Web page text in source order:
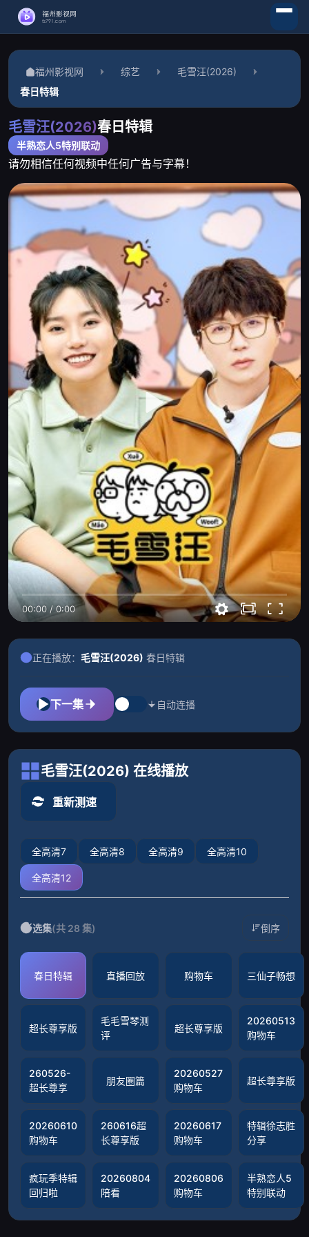
福州影视网 综艺
毛雪汪(2026)
春日特辑
毛雪汪(2026)春日特辑
半熟恋人5特别联动
请勿相信任何视频中任何广告与字幕！
00:00/0:00
正在播放： 毛雪汪(2026) 春日特辑
下一集 自动连播
毛雪汪(2026) 在线播放
重新测速
全高清7 全高清8 全高清9 全高清10
全高清12
选集(共 28 集) 倒序
春日特辑 直播回放 购物车 三仙子畅想
超长尊享版
毛毛雪琴测
评
超长尊享版
20260513
购物车
260526-
超长尊享
朋友圈篇
20260527
购物车
超长尊享版
20260610
购物车
260616超
长尊享版
20260617
购物车
特辑徐志胜
分享
疯玩季特辑
回归啦
20260804
陪看
20260806
购物车
半熟恋人5
特别联动